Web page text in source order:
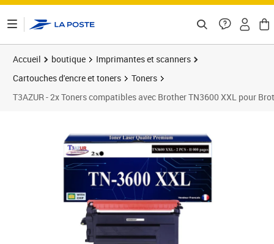
Accueil boutique
Imprimantes et scanners
Cartouches d'encre et toners
Toners
T3AZUR - 2x Toners compatibles avec Brother TN3600 XXL pour